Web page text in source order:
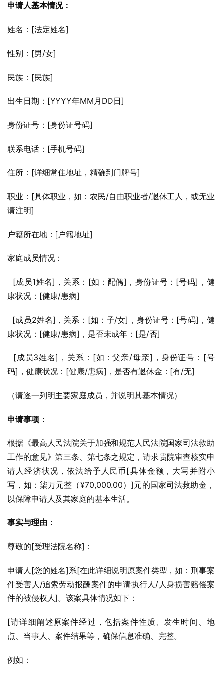
申请人基本情况：
姓名：[法定姓名]
性别：[男/女]
民族：[民族]
出生日期：[YYYY年MM月DD日]
身份证号：[身份证号码]
联系电话：[手机号码]
住所：[详细常住地址，精确到门牌号]
职业：[具体职业，如：农民/自由职业者/退休工人，或无业
请注明]
户籍所在地：[户籍地址]
家庭成员情况：
康状况：[健康/患病]
康状况：[健康/患病]，是否未成年：[是/否]
码]，健康状况：[健康/患病]，是否有退休金：[有/无]
（请逐一列明主要家庭成员，并说明其基本情况）
申请事项：
根据《最高人民法院关于加强和规范人民法院国家司法救助
工作的意见》第三条、第七条之规定，请求贵院审查核实申
请人经济状况，依法给予人民币[具体金额，大写并附小
写，如：柒万元整（¥70,000.00）]元的国家司法救助金，
以保障申请人及其家庭的基本生活。
事实与理由：
尊敬的[受理法院名称]：
申请人[您的姓名]系[在此详细说明原案件类型，如：刑事案
件受害人/追索劳动报酬案件的申请执行人/人身损害赔偿案
件的被侵权人]。该案具体情况如下：
[请详细阐述原案件经过，包括案件性质、发生时间、地
点、当事人、案件结果等，确保信息准确、完整。
例如：